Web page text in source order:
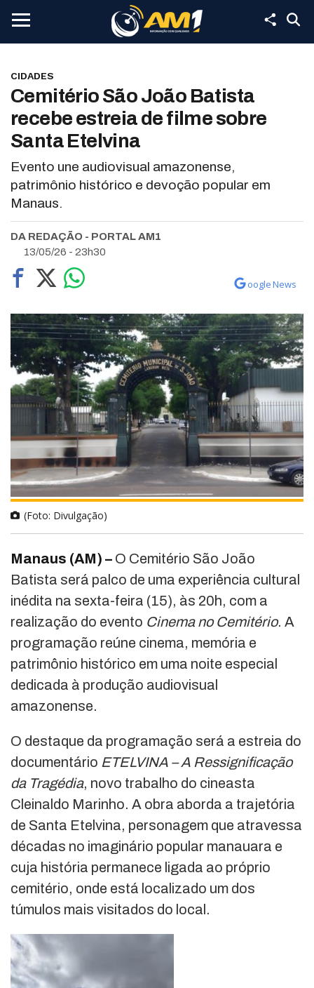
CIDADES
Cemitério São João Batista
recebe estreia de filme sobre
Santa Etelvina
Evento une audiovisual amazonense,
patrimônio histórico e devoção popular em
Manaus.
DA REDAÇÃO - PORTAL AM1
13/05/26 - 23h30
oogle News
(Foto: Divulgação)
Manaus (AM) – O Cemitério São João
Batista será palco de uma experiência cultural
inédita na sexta-feira (15), às 20h, com a
realização do evento Cinema no Cemitério. A
programação reúne cinema, memória e
patrimônio histórico em uma noite especial
dedicada à produção audiovisual
amazonense.
O destaque da programação será a estreia do
documentário ETELVINA – A Ressignificação
da Tragédia, novo trabalho do cineasta
Cleinaldo Marinho. A obra aborda a trajetória
de Santa Etelvina, personagem que atravessa
décadas no imaginário popular manauara e
cuja história permanece ligada ao próprio
cemitério, onde está localizado um dos
túmulos mais visitados do local.